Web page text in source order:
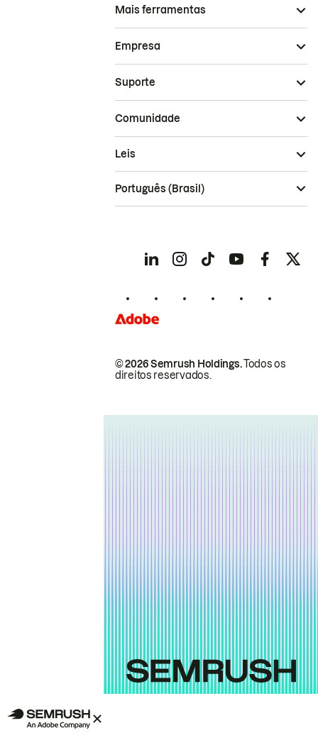
Mais ferramentas
Empresa
Suporte
Comunidade
© 2026 Semrush Holdings.Todos os
direitos reservados.
Leis
Português (Brasil)